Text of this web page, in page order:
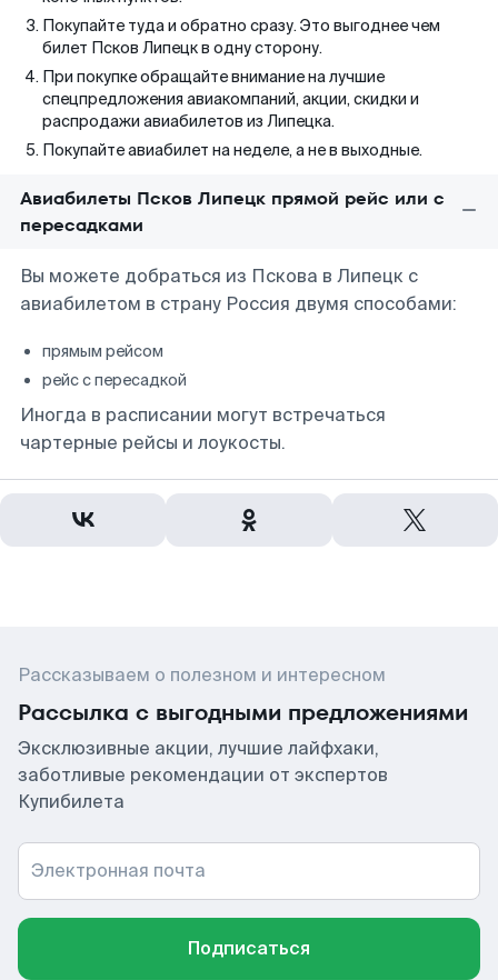
Покупайте туда и обратно сразу. Это выгоднее чем
билет Псков Липецк в одну сторону.
При покупке обращайте внимание на лучшие
спецпредложения авиакомпаний, акции, скидки и
распродажи авиабилетов из Липецка.
Покупайте авиабилет на неделе, а не в выходные.
Авиабилеты Псков Липецк прямой рейс или с
пересадками
Вы можете добраться из Пскова в Липецк с
авиабилетом в страну Россия двумя способами:
прямым рейсом
рейс с пересадкой
Иногда в расписании могут встречаться
чартерные рейсы и лоукосты.
Рассказываем о полезном и интересном
Рассылка с выгодными предложениями
Эксклюзивные акции, лучшие лайфхаки,
заботливые рекомендации от экспертов
Купибилета
Электронная почта
Подписаться